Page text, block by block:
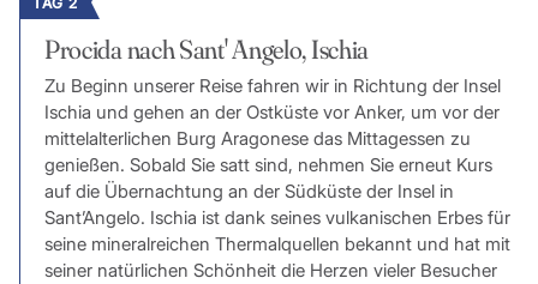
Procida nach Sant' Angelo, Ischia
Zu Beginn unserer Reise fahren wir in Richtung der Insel
Ischia und gehen an der Ostküste vor Anker, um vor der
mittelalterlichen Burg Aragonese das Mittagessen zu
genießen. Sobald Sie satt sind, nehmen Sie erneut Kurs
auf die Übernachtung an der Südküste der Insel in
Sant’Angelo. Ischia ist dank seines vulkanischen Erbes für
seine mineralreichen Thermalquellen bekannt und hat mit
seiner natürlichen Schönheit die Herzen vieler Besucher